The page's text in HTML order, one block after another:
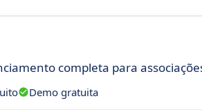
completa para
Demo gratuita